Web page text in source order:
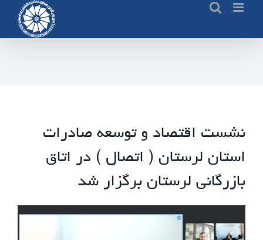
نشست اقتصاد و توسعه صادرات
استان لرستان ( اتصال ) در اتاق
بازرگانی لرستان برگزار شد